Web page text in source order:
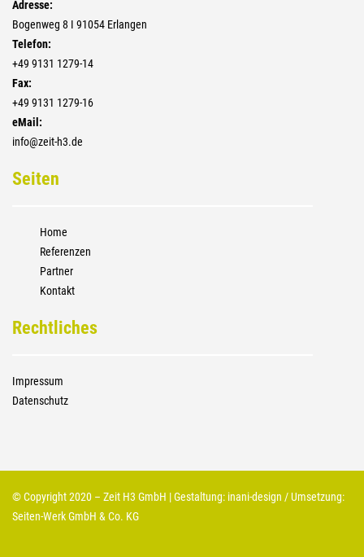
Adresse:
Bogenweg 8 I 91054 Erlangen
Telefon:
+4­9 9131 1279-14
Fax:
+4­9 9131 1279-16
eMail:
info@zeit-h3.de
Seiten
Home
Referenzen
Partner
Kontakt
Rechtliches
Impressum
Datenschutz
© Copyright 2020 – Zeit H3 GmbH | Gestaltung: inani-design / Umsetzung:
Seiten-Werk GmbH & Co. KG